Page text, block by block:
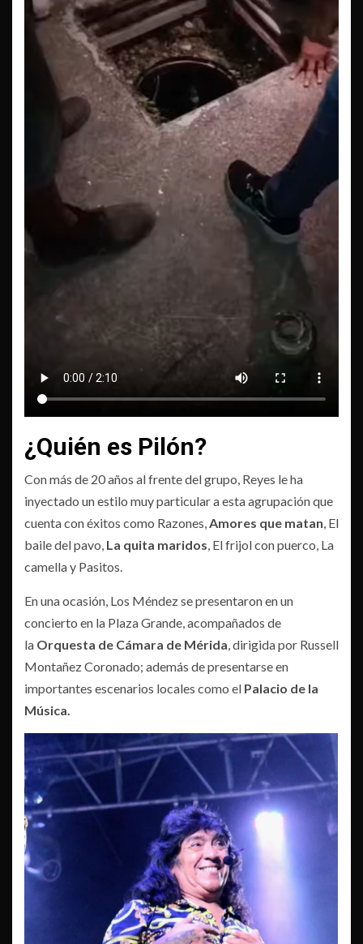
¿Quién es Pilón?
Con más de 20 años al frente del grupo, Reyes le ha
inyectado un estilo muy particular a esta agrupación que
cuenta con éxitos como Razones, Amores que matan , El
baile del pavo, La quita maridos , El frijol con puerco, La
camella y Pasitos.
En una ocasión, Los Méndez se presentaron en un
concierto en la Plaza Grande, acompañados de
la Orquesta de Cámara de Mérida , dirigida por Russell
Montañez Coronado; además de presentarse en
importantes escenarios locales como el Palacio de la
Música.